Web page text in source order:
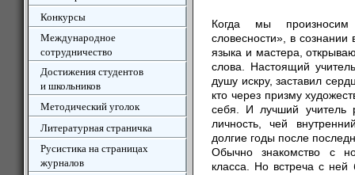
Конкурсы
Международное
сотрудничество
Достижения студентов
и школьников
Методический уголок
Литературная страничка
Русистика на страницах
журналов
Когда мы произносим
словесности», в сознании
языка и мастера,
слова. Настоящий
душу искру, заставил
кто через призму
себя. И лучший учитель
личность, чей
долгие годы после
Обычно знакомство с
класса. Но встреча с